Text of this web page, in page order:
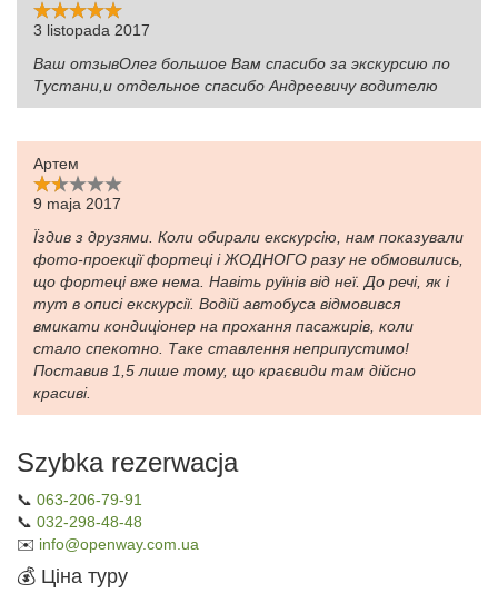
3 listopada 2017
Ваш отзывОлег большое Вам спасибо за экскурсию по
Тустани,и отдельное спасибо Андреевичу водителю
Артем
9 maja 2017
Їздив з друзями. Коли обирали екскурсію, нам показували
фото-проекції фортеці і ЖОДНОГО разу не обмовились,
що фортеці вже нема. Навіть руїнів від неї. До речі, як і
тут в описі екскурсії. Водій автобуса відмовився
вмикати кондиціонер на прохання пасажирів, коли
стало спекотно. Таке ставлення неприпустимо!
Поставив 1,5 лише тому, що краєвиди там дійсно
красиві.
Szybka rezerwacja
📞 063-206-79-91
📞 032-298-48-48
✉️ info@openway.com.ua
💰 Ціна туру